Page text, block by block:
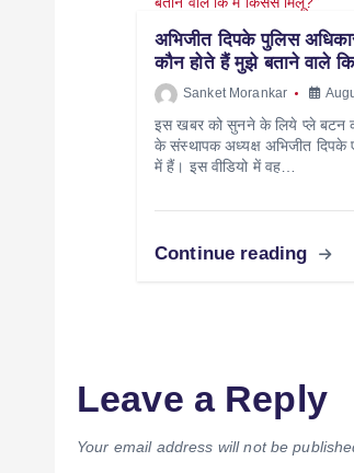
अभिजीत दिपके पुलिस
कौन होते हैं मुझे बताने वाले
Sanket Morankar
इस खबर को सुनने के लिये प्ले बटन
के संस्थापक अध्यक्ष अभिजीत दिपके
में हैं। इस वीडियो में वह…
Continue reading
Leave a Reply
Your email address will not be